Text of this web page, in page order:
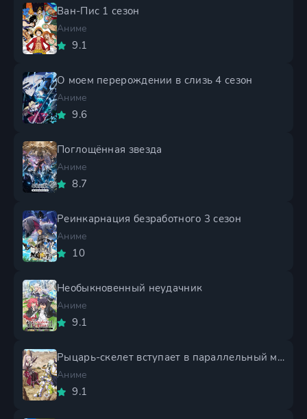
Ван-Пис 1 сезон
Аниме
9.1
О моем перерождении в слизь 4 сезон
Аниме
9.6
Поглощённая звезда
Аниме
8.7
Реинкарнация безработного 3 сезон
Аниме
10
Необыкновенный неудачник
Аниме
9.1
Рыцарь-скелет вступает в параллельный мир 2 сезон
Аниме
9.1